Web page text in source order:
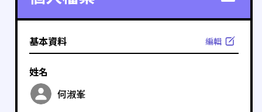
基本資料 編輯
姓名
何淑峯